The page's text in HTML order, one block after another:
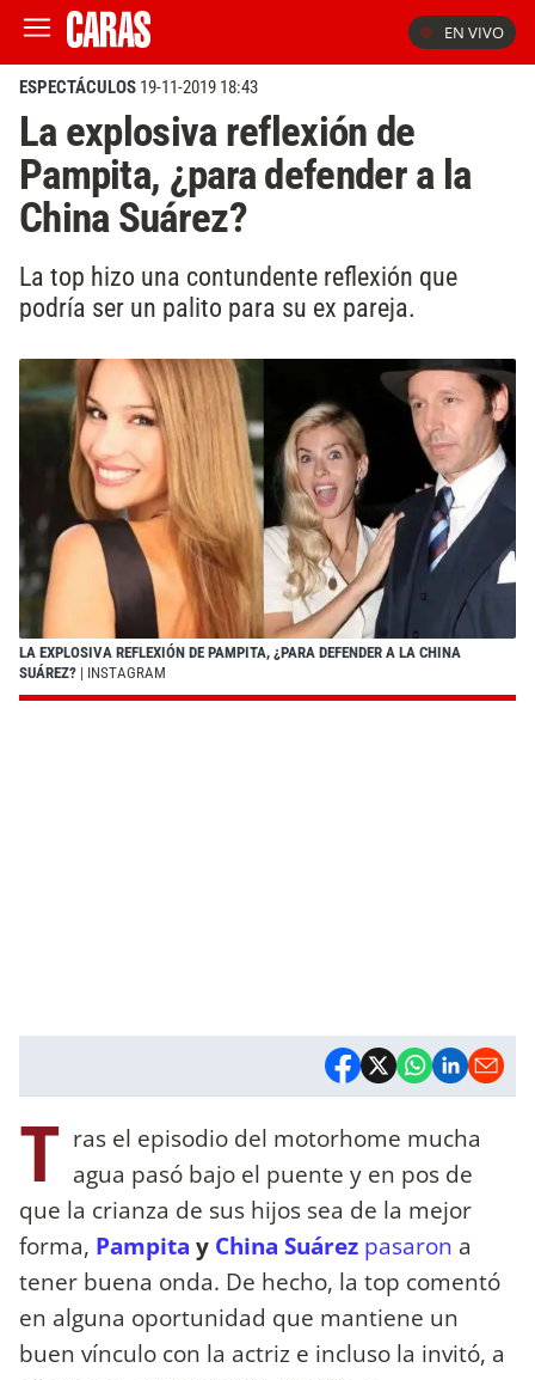
EN VIVO
ESPECTÁCULOS 19-11-2019 18:43
La explosiva reflexión de
Pampita, ¿para defender a la
China Suárez?
La top hizo una contundente reflexión que
podría ser un palito para su ex pareja.
LA EXPLOSIVA REFLEXIÓN DE PAMPITA, ¿PARA DEFENDER A LA CHINA
SUÁREZ? | INSTAGRAM
T ras el episodio del motorhome mucha
agua pasó bajo el puente y en pos de
que la crianza de sus hijos sea de la mejor
forma, Pampita y China Suárez pasaron a
tener buena onda. De hecho, la top comentó
en alguna oportunidad que mantiene un
buen vínculo con la actriz e incluso la invitó, a